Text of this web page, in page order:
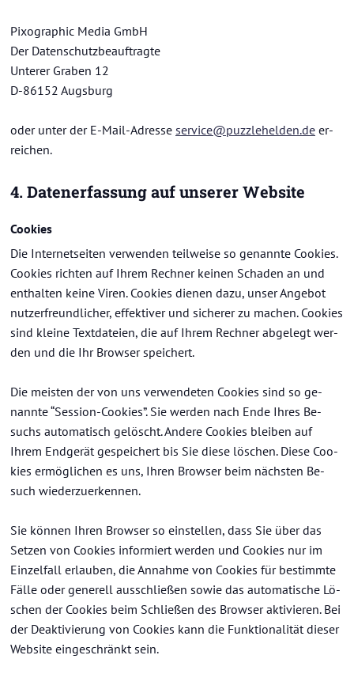
Pi­xo­gra­phic Media GmbH
Der Da­ten­schutz­be­auf­trag­te
Un­te­rer Gra­ben 12
D-​86152 Augs­burg
oder unter der E-​Mail-Adresse ser­vice@puz­zle­hel­den.de er­
rei­chen.
4. Da­ten­er­fas­sung auf un­se­rer Web­site
Coo­kies
Die In­ter­net­sei­ten ver­wen­den teil­wei­se so ge­nann­te Coo­kies.
Coo­kies rich­ten auf Ihrem Rech­ner kei­nen Scha­den an und
ent­hal­ten keine Viren. Coo­kies die­nen dazu, unser An­ge­bot
nut­zer­freund­li­cher, ef­fek­ti­ver und si­che­rer zu ma­chen. Coo­kies
sind klei­ne Text­da­tei­en, die auf Ihrem Rech­ner ab­ge­legt wer­
den und die Ihr Brow­ser spei­chert.
Die meis­ten der von uns ver­wen­de­ten Coo­kies sind so ge­
nann­te “Session-​Cookies”. Sie wer­den nach Ende Ihres Be­
suchs au­to­ma­tisch ge­löscht. An­de­re Coo­kies blei­ben auf
Ihrem End­ge­rät ge­spei­chert bis Sie diese lö­schen. Diese Coo­
kies er­mög­li­chen es uns, Ihren Brow­ser beim nächs­ten Be­
such wie­der­zu­er­ken­nen.
Sie kön­nen Ihren Brow­ser so ein­stel­len, dass Sie über das
Set­zen von Coo­kies in­for­miert wer­den und Coo­kies nur im
Ein­zel­fall er­lau­ben, die An­nah­me von Coo­kies für be­stimm­te
Fälle oder ge­ne­rell aus­schlie­ßen sowie das au­to­ma­ti­sche Lö­
schen der Coo­kies beim Schlie­ßen des Brow­ser ak­ti­vie­ren. Bei
der De­ak­ti­vie­rung von Coo­kies kann die Funk­tio­na­li­tät die­ser
Web­site ein­ge­schränkt sein.